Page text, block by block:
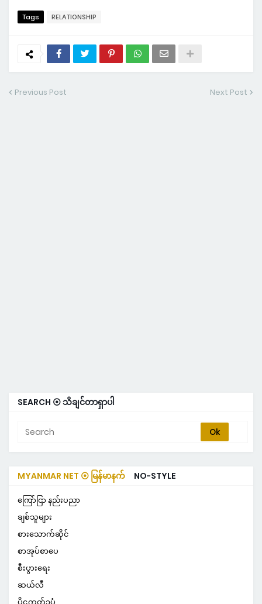
Tags RELATIONSHIP
Previous Post Next Post
SEARCH ⦿ သိချင်တာရှာပါ
MYANMAR NET ⦿ မြန်မာနက် NO-STYLE
ကြော်ငြာ နည်းပညာ
ချစ်သူများ
စားသောက်ဆိုင်
စာအုပ်စာပေ
စီးပွားရေး
ဆယ်လီ